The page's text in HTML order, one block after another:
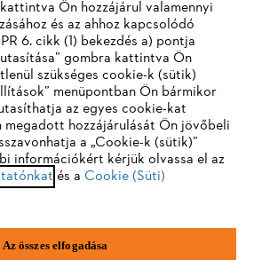
Cookie tájékoztató
WIRD NICHT
den wir noch nicht unterstützen. Für
unserer Seite empfehlen wir Ihnen, zu
zu wechseln:
Chrome
Ön hozzájárul valamennyi
és az ahhoz kapcsolódó
6. cikk (1) bekezdés a) pontja
gombra kattintva Ön
szükséges cookie-k (sütik)
menüpontban Ön bármikor
az egyes cookie-kat
hozzájárulását Ön jövőbeli
a „Cookie-k (sütik)”
információkért kérjük olvassa el az
és a Cookie (Süti)
Az összes elfogadása